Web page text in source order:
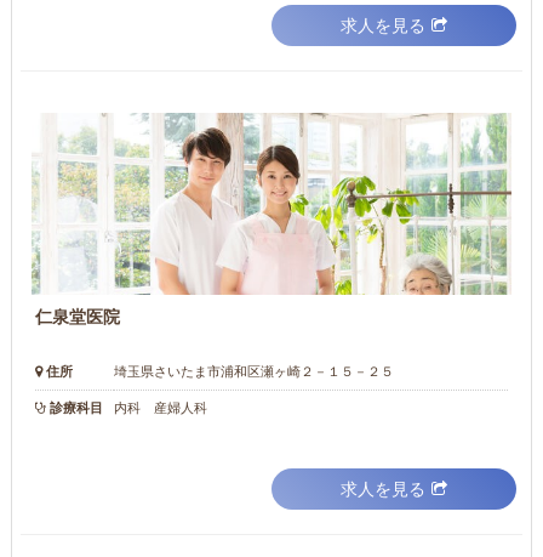
求人を見る
仁泉堂医院
住所 埼玉県さいたま市浦和区瀬ヶ崎２－１５－２５
診療科目 内科 産婦人科
求人を見る